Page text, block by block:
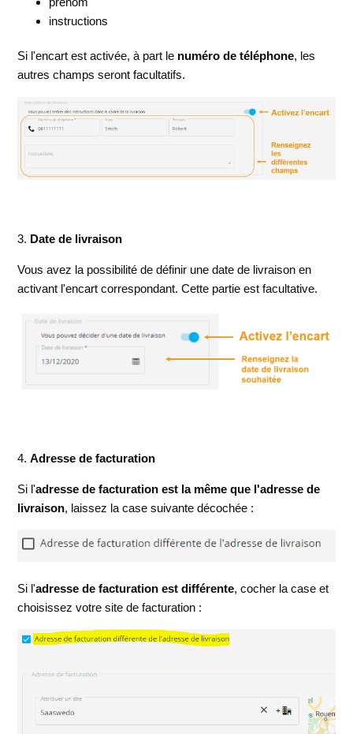
instructions
Si l'encart est activée, à part le numéro de téléphone, les
autres champs seront facultatifs.
3. Date de livraison
Vous avez la possibilité de définir une date de livraison en
activant l'encart correspondant. Cette partie est facultative.
4.Adresse de facturation
Si l'adresse de facturation est la même que l'adresse de
livraison, laissez la case suivante décochée :
Si l'adresse de facturation est différente, cocher la case et
choisissez votre site de facturation :